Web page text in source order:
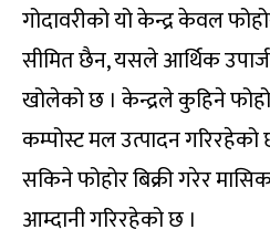
गोदावरीको यो केन्द्र केवल
सीमित छैन, यसले आर्थिक
खोलेको छ । केन्द्रले कुहिने
कम्पोस्ट मल उत्पादन गरिरहेको
सकिने फोहोर बिक्री गरेर
आम्दानी गरिरहेको छ ।